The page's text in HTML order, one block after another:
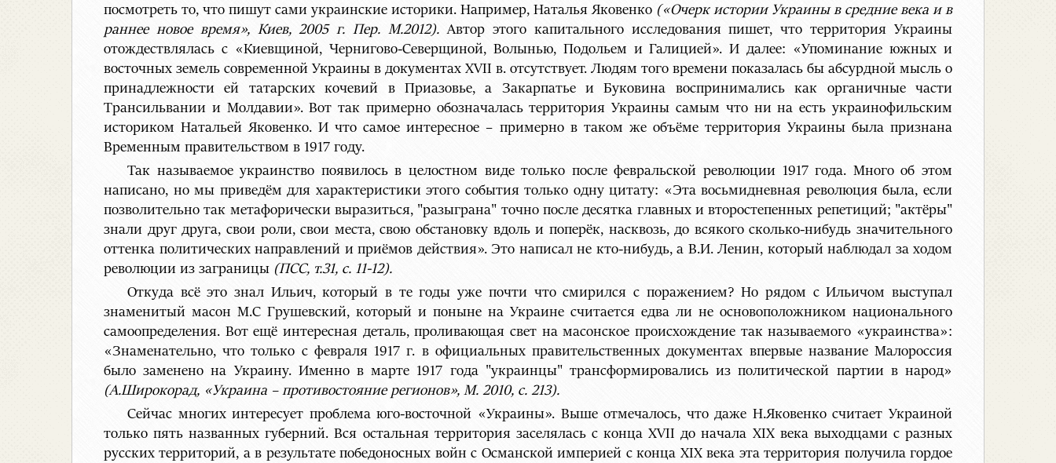
посмотреть то, что пишут сами украинские историки. Например, Наталья Яковенко («Очерк истории Украины в средние века и в
раннее новое время», Киев, 2005 г. Пер. М.2012). Автор этого капитального исследования пишет, что территория Украины
отождествлялась с «Киевщиной, Чернигово-Северщиной, Волынью, Подольем и Галицией». И далее: «Упоминание южных и
восточных земель современной Украины в документах ХVII в. отсутствует. Людям того времени показалась бы абсурдной мысль о
принадлежности ей татарских кочевий в Приазовье, а Закарпатье и Буковина воспринимались как органичные части
Трансильвании и Молдавии». Вот так примерно обозначалась территория Украины самым что ни на есть украинофильским
историком Натальей Яковенко. И что самое интересное – примерно в таком же объёме территория Украины была признана
Временным правительством в 1917 году.
Так называемое украинство появилось в целостном виде только после февральской революции 1917 года. Много об этом
написано, но мы приведём для характеристики этого события только одну цитату: «Эта восьмидневная революция была, если
позволительно так метафорически выразиться, "разыграна" точно после десятка главных и второстепенных репетиций; "актёры"
знали друг друга, свои роли, свои места, свою обстановку вдоль и поперёк, насквозь, до всякого сколько-нибудь значительного
оттенка политических направлений и приёмов действия». Это написал не кто-нибудь, а В.И. Ленин, который наблюдал за ходом
революции из заграницы (ПСС, т.31, с. 11-12).
Откуда всё это знал Ильич, который в те годы уже почти что смирился с поражением? Но рядом с Ильичом выступал
знаменитый масон М.С Грушевский, который и поныне на Украине считается едва ли не основоположником национального
самоопределения. Вот ещё интересная деталь, проливающая свет на масонское происхождение так называемого «украинства»:
«Знаменательно, что только с февраля 1917 г. в официальных правительственных документах впервые название Малороссия
было заменено на Украину. Именно в марте 1917 года "украинцы" трансформировались из политической партии в народ»
(А.Широкорад, «Украина – противостояние регионов», М. 2010, с. 213).
Сейчас многих интересует проблема юго-восточной «Украины». Выше отмечалось, что даже Н.Яковенко считает Украиной
только пять названных губерний. Вся остальная территория заселялась с конца ХVII до начала ХIХ века выходцами с разных
русских территорий, а в результате победоносных войн с Османской империей с конца ХIХ века эта территория получила гордое